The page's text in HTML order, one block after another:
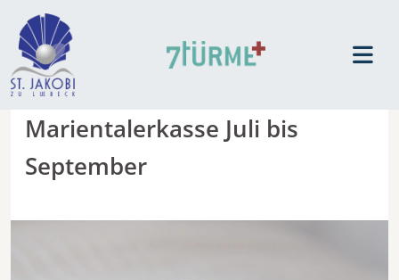
Marientalerkasse Juli bis
September